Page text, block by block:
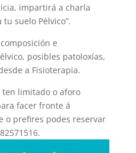
impartirá a charla
tu suelo Pélvico”.
e
posibles patoloxías,
a Fisioterapia.
ten limitado o aforo
facer fronte á
o prefires podes reservar